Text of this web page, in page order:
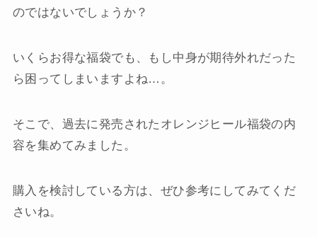
のではないでしょうか？
いくらお得な福袋でも、もし中身が期待外れだった
ら困ってしまいますよね…。
そこで、過去に発売されたオレンジヒール福袋の内
容を集めてみました。
購入を検討している方は、ぜひ参考にしてみてくだ
さいね。